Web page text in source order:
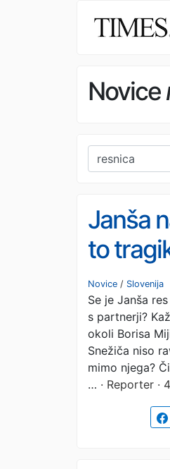
Novice
Janša
to
je
Novice / Slovenija
Se je Janša
s partnerji?
okoli Borisa
Snežiča niso
mimo njega?
… · Reporter ·